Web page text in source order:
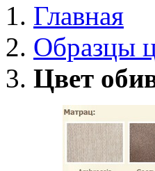
Главная
Образцы
Цвет